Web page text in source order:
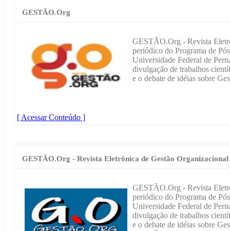
GESTÃO.Org
GESTÃO.Org - Revista
periódico do Programa de
Universidade Federal de
divulgação de trabalhos
e o debate de idéias sobre
[ Acessar Conteúdo ]
GESTÃO.Org - Revista Eletrônica de Gestão Organizacional
GESTÃO.Org - Revista
periódico do Programa de
Universidade Federal de
divulgação de trabalhos
e o debate de idéias sobre